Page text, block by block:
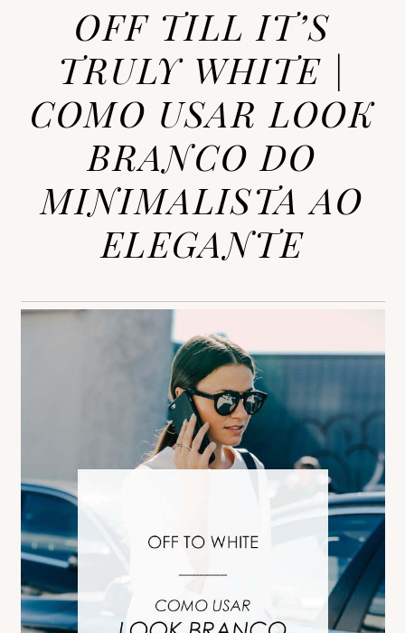
OFF TILL IT’S
TRULY WHITE |
COMO USAR LOOK
BRANCO DO
MINIMALISTA AO
ELEGANTE